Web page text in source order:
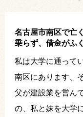
名古屋市南区で亡
乗らず、借金がふ
私は大学に通って
南区にあります、
父が建設業を営ん
の、私と妹を大学